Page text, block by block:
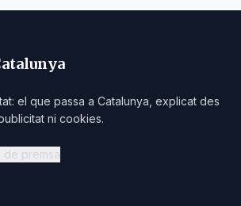
el que passa a Catalunya, explicat des
ni cookies.
de premsa